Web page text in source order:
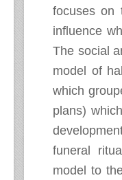
focuses on
influence
The social
model of
which
plans)
funeral
model to